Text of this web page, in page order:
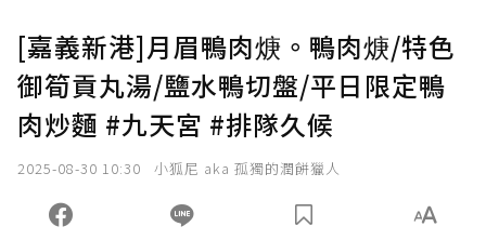
[嘉義新港]月眉鴨肉焿。鴨肉焿/特色
御筍貢丸湯/鹽水鴨切盤/平日限定鴨
肉炒麵 #九天宮 #排隊久候
2025-08-30 10:30 小狐尼 aka 孤獨的潤餅獵人